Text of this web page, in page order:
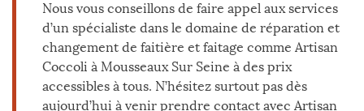
Nous vous conseillons de faire appel aux services
d’un spécialiste dans le domaine de réparation et
changement de faitière et faitage comme Artisan
Coccoli à Mousseaux Sur Seine à des prix
accessibles à tous. N’hésitez surtout pas dès
aujourd’hui à venir prendre contact avec Artisan